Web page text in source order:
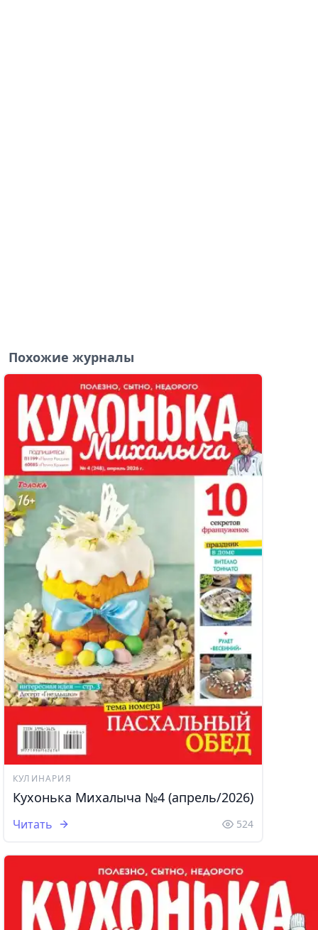
Похожие журналы
КУЛИНАРИЯ
Кухонька Михалыча №4 (апрель/2026)
Читать 524